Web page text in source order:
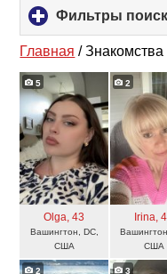
Фильтры
Главная /
5
Olga, 43
Вашингтон, DC,
США
2
Irina,
США
2 3